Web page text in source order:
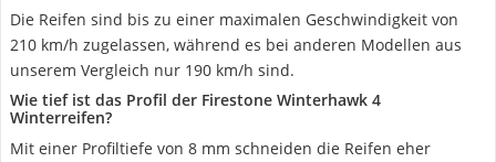
Die Reifen sind bis zu einer maximalen Geschwindigkeit von
210 km/h zugelassen, während es bei anderen Modellen aus
unserem Vergleich nur 190 km/h sind.
Wie tief ist das Profil der Firestone Winterhawk 4
Winterreifen?
Mit einer Profiltiefe von 8 mm schneiden die Reifen eher